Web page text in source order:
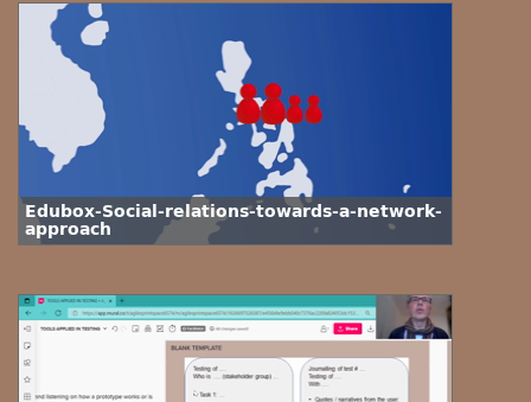
Edubox-Social-relations-towards-a-network-
approach